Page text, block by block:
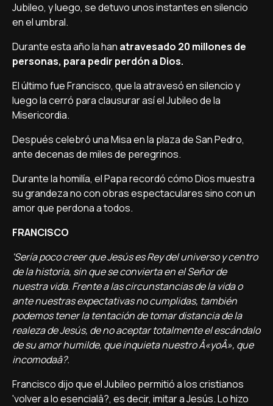
Jubileo, y luego, se detuvo unos instantes en silencio
en el umbral.
Durante esta año la han atravesado 20 millones de
personas, para pedir perdón a Dios.
El último fue Francisco, que la atravesó en silencio y
luego la cerró para clausurar así­ el Jubileo de la
Misericordia.
Después celebró una Misa en la plaza de San Pedro,
ante decenas de miles de peregrinos.
Durante la homilí­a, el Papa recordó cómo Dios muestra
su grandeza no con obras espectaculares sino con un
amor que perdona a todos.
FRANCISCO
'Serí­a poco creer que Jesús es Rey del universo y centro
de la historia, sin que se convierta en el Señor de
nuestra vida. Frente a las circunstancias de la vida o
ante nuestras expectativas no cumplidas, también
podemos tener la tentación de tomar distancia de la
realeza de Jesús, de no aceptar totalmente el escándalo
de su amor humilde, que inquieta nuestro Â«yoÂ», que
incomodaâ?.
Francisco dijo que el Jubileo permitió a los cristianos
'volver a lo esencialâ?, es decir, imitar a Jesús. Lo hizo